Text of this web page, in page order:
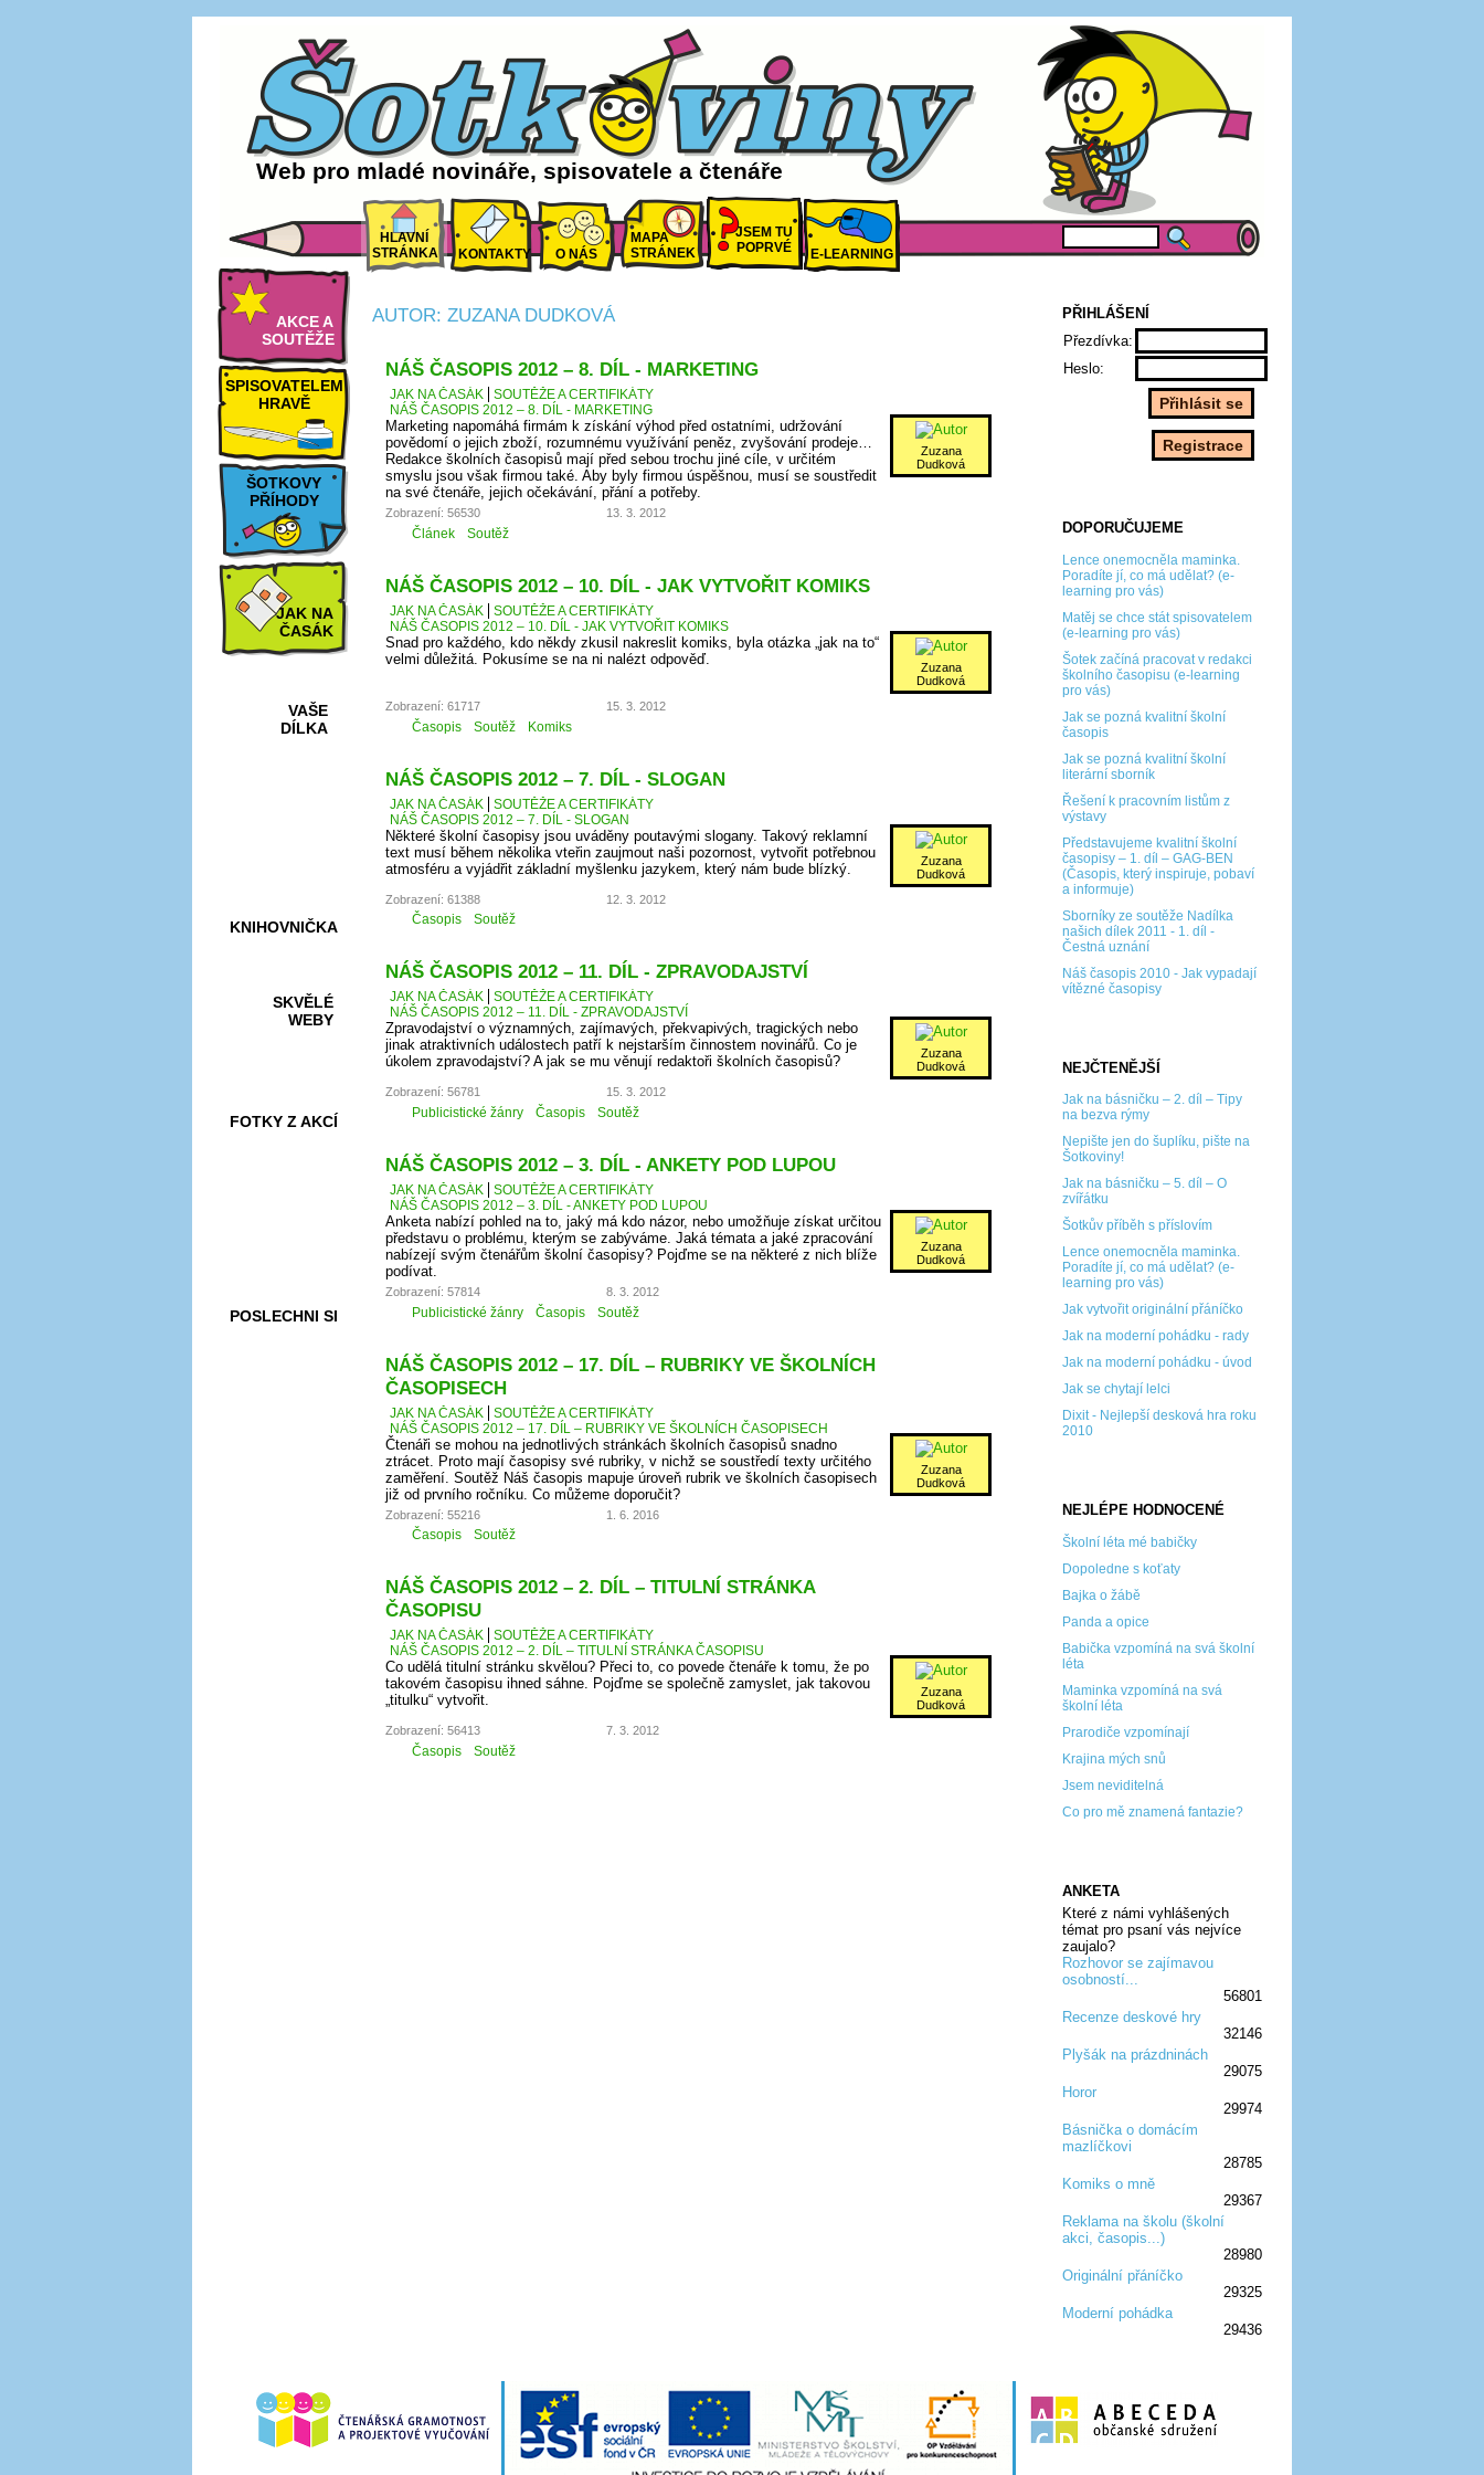
Web pro mladé novináře, spisovatele a čtenáře
HLAVNÍ
STRÁNKA
KONTAKTY O NÁS
MAPA
STRÁNEK
JSEM TU
POPRVÉ
E-LEARNING
AKCE A
SOUTĚŽE
SPISOVATELEM
HRAVĚ
ŠOTKOVY
PŘÍHODY
JAK NA
ČASÁK
VAŠE
DÍLKA
KNIHOVNIČKA
SKVĚLÉ
WEBY
FOTKY Z AKCÍ
POSLECHNI SI
PŘIHLÁŠENÍ
Přezdívka:
Heslo:
DOPORUČUJEME
Lence onemocněla maminka.
Poradíte jí, co má udělat? (e-
learning pro vás)
Matěj se chce stát spisovatelem
(e-learning pro vás)
Šotek začíná pracovat v redakci
školního časopisu (e-learning
pro vás)
Jak se pozná kvalitní školní
časopis
Jak se pozná kvalitní školní
literární sborník
Řešení k pracovním listům z
výstavy
Představujeme kvalitní školní
časopisy – 1. díl – GAG-BEN
(Časopis, který inspiruje, pobaví
a informuje)
Sborníky ze soutěže Nadílka
našich dílek 2011 - 1. díl -
Čestná uznání
Náš časopis 2010 - Jak vypadají
vítězné časopisy
NEJČTENĚJŠÍ
Jak na básničku – 2. díl – Tipy
na bezva rýmy
Nepište jen do šuplíku, pište na
Šotkoviny!
Jak na básničku – 5. díl – O
zvířátku
Šotkův příběh s příslovím
Lence onemocněla maminka.
Poradíte jí, co má udělat? (e-
learning pro vás)
Jak vytvořit originální přáníčko
Jak na moderní pohádku - rady
Jak na moderní pohádku - úvod
Jak se chytají lelci
Dixit - Nejlepší desková hra roku
2010
NEJLÉPE HODNOCENÉ
Školní léta mé babičky
Dopoledne s koťaty
Bajka o žábě
Panda a opice
Babička vzpomíná na svá školní
léta
Maminka vzpomíná na svá
školní léta
Prarodiče vzpomínají
Krajina mých snů
Jsem neviditelná
Co pro mě znamená fantazie?
ANKETA
Které z námi vyhlášených
témat pro psaní vás nejvíce
zaujalo?
Rozhovor se zajímavou
osobností...
56801
Recenze deskové hry
32146
Plyšák na prázdninách
29075
Horor
29974
Básnička o domácím
mazlíčkovi
28785
Komiks o mně
29367
:D
Reklama na školu (školní
akci, časopis...)
28980
Originální přáníčko
29325
Moderní pohádka
29436
AUTOR: ZUZANA DUDKOVÁ
NÁŠ ČASOPIS 2012 – 8. DÍL - MARKETING
JAK NA ČASÁK
SOUTĚŽE A CERTIFIKÁTY
NÁŠ ČASOPIS 2012 – 8. DÍL - MARKETING
Zuzana
Dudková
Marketing napomáhá firmám k získání výhod před ostatními, udržování
povědomí o jejich zboží, rozumnému využívání peněz, zvyšování prodeje…
Redakce školních časopisů mají před sebou trochu jiné cíle, v určitém
smyslu jsou však firmou také. Aby byly firmou úspěšnou, musí se soustředit
na své čtenáře, jejich očekávání, přání a potřeby.
Zobrazení: 56530 13. 3. 2012
Článek Soutěž
NÁŠ ČASOPIS 2012 – 10. DÍL - JAK VYTVOŘIT KOMIKS
JAK NA ČASÁK
SOUTĚŽE A CERTIFIKÁTY
NÁŠ ČASOPIS 2012 – 10. DÍL - JAK VYTVOŘIT KOMIKS
Zuzana
Dudková
Snad pro každého, kdo někdy zkusil nakreslit komiks, byla otázka „jak na to“
velmi důležitá. Pokusíme se na ni nalézt odpověď.
Zobrazení: 61717 15. 3. 2012
Časopis Soutěž Komiks
NÁŠ ČASOPIS 2012 – 7. DÍL - SLOGAN
JAK NA ČASÁK
SOUTĚŽE A CERTIFIKÁTY
NÁŠ ČASOPIS 2012 – 7. DÍL - SLOGAN
Zuzana
Dudková
Některé školní časopisy jsou uváděny poutavými slogany. Takový reklamní
text musí během několika vteřin zaujmout naši pozornost, vytvořit potřebnou
atmosféru a vyjádřit základní myšlenku jazykem, který nám bude blízký.
Zobrazení: 61388 12. 3. 2012
Časopis Soutěž
NÁŠ ČASOPIS 2012 – 11. DÍL - ZPRAVODAJSTVÍ
JAK NA ČASÁK
SOUTĚŽE A CERTIFIKÁTY
NÁŠ ČASOPIS 2012 – 11. DÍL - ZPRAVODAJSTVÍ
Zuzana
Dudková
Zpravodajství o významných, zajímavých, překvapivých, tragických nebo
jinak atraktivních událostech patří k nejstarším činnostem novinářů. Co je
úkolem zpravodajství? A jak se mu věnují redaktoři školních časopisů?
Zobrazení: 56781 15. 3. 2012
Publicistické žánry Časopis Soutěž
NÁŠ ČASOPIS 2012 – 3. DÍL - ANKETY POD LUPOU
JAK NA ČASÁK
SOUTĚŽE A CERTIFIKÁTY
NÁŠ ČASOPIS 2012 – 3. DÍL - ANKETY POD LUPOU
Zuzana
Dudková
Anketa nabízí pohled na to, jaký má kdo názor, nebo umožňuje získat určitou
představu o problému, kterým se zabýváme. Jaká témata a jaké zpracování
nabízejí svým čtenářům školní časopisy? Pojďme se na některé z nich blíže
podívat.
Zobrazení: 57814 8. 3. 2012
Publicistické žánry Časopis Soutěž
NÁŠ ČASOPIS 2012 – 17. DÍL – RUBRIKY VE ŠKOLNÍCH
ČASOPISECH
JAK NA ČASÁK
SOUTĚŽE A CERTIFIKÁTY
NÁŠ ČASOPIS 2012 – 17. DÍL – RUBRIKY VE ŠKOLNÍCH ČASOPISECH
Zuzana
Dudková
Čtenáři se mohou na jednotlivých stránkách školních časopisů snadno
ztrácet. Proto mají časopisy své rubriky, v nichž se soustředí texty určitého
zaměření. Soutěž Náš časopis mapuje úroveň rubrik ve školních časopisech
již od prvního ročníku. Co můžeme doporučit?
Zobrazení: 55216 1. 6. 2016
Časopis Soutěž
NÁŠ ČASOPIS 2012 – 2. DÍL – TITULNÍ STRÁNKA
ČASOPISU
JAK NA ČASÁK
SOUTĚŽE A CERTIFIKÁTY
NÁŠ ČASOPIS 2012 – 2. DÍL – TITULNÍ STRÁNKA ČASOPISU
Zuzana
Dudková
Co udělá titulní stránku skvělou? Přeci to, co povede čtenáře k tomu, že po
takovém časopisu ihned sáhne. Pojďme se společně zamyslet, jak takovou
„titulku“ vytvořit.
Zobrazení: 56413 7. 3. 2012
Časopis Soutěž